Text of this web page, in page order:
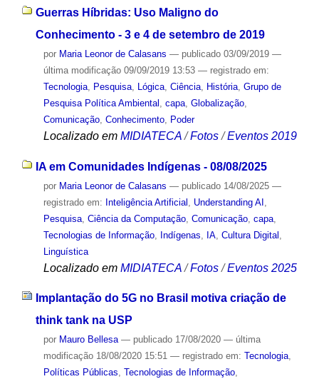
Guerras Híbridas: Uso Maligno do
Conhecimento - 3 e 4 de setembro de 2019
por Maria Leonor de Calasans — publicado03/09/2019 —
última modificação09/09/2019 13:53 — registrado em:
Tecnologia, Pesquisa, Lógica, Ciência, História, Grupo de
Pesquisa Política Ambiental , capa, Globalização,
Comunicação, Conhecimento, Poder
Localizado em MIDIATECA /Fotos /Eventos 2019
IA em Comunidades Indígenas - 08/08/2025
por Maria Leonor de Calasans — publicado14/08/2025 —
registrado em: Inteligência Artificial Understanding AI
Pesquisa, Ciência da Computação, Comunicação, capa,
Tecnologias de Informação, Indígenas IA, Cultura Digital
Linguística
Localizado em MIDIATECA /Fotos /Eventos 2025
Implantação do 5G no Brasil motiva criação de
think tank na USP
por Mauro Bellesa — publicado17/08/2020 — última
modificação18/08/2020 15:51 — registrado em: Tecnologia,
Políticas Públicas, Tecnologias de Informação,